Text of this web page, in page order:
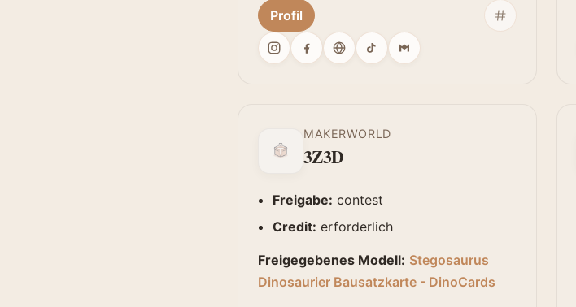
Profil
MAKERWORLD
3Z3D
Freigabe: contest
Credit: erforderlich
Freigegebenes Modell: Stegosaurus
Dinosaurier Bausatzkarte - DinoCards